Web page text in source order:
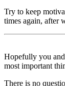
Try to keep
times again, after
Hopefully you
most important
There is no